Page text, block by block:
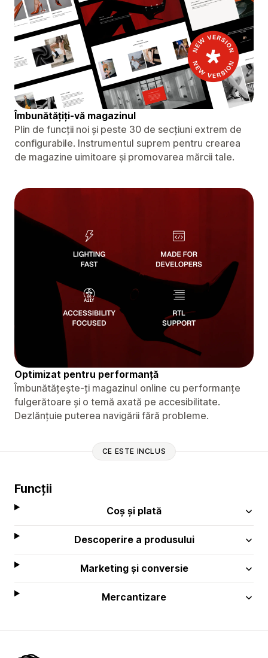
Îmbunătățiți-vă magazinul
Plin de funcții noi și peste 30 de secțiuni extrem de
configurabile. Instrumentul suprem pentru crearea
de magazine uimitoare și promovarea mărcii tale.
Optimizat pentru performanță
Îmbunătățește-ți magazinul online cu performanțe
fulgerătoare și o temă axată pe accesibilitate.
Dezlănțuie puterea navigării fără probleme.
CE ESTE INCLUS
Funcții
Coș și plată
Descoperire a produsului
Marketing și conversie
Mercantizare